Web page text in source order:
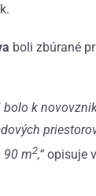
boli zbúrané
k
90 m2,“opisuje